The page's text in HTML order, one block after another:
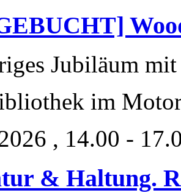
Jubiläum
im
, 14.00 -
& Haltung.